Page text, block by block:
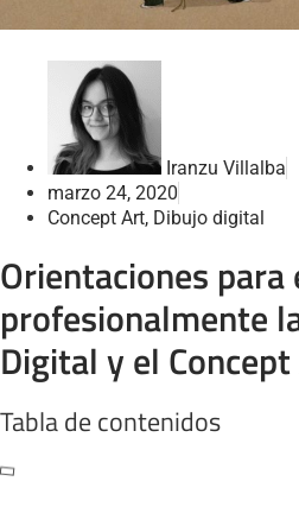
Iranzu Villalba
marzo 24, 2020
Concept Art, Dibujo digital
Orientaciones para
profesionalmente
Digital y el
Tabla de contenidos